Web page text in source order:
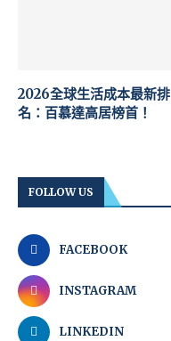
2026全球生活成本最新排
名：百慕達高居榜首！
FOLLOW US
FACEBOOK
INSTAGRAM
LINKEDIN